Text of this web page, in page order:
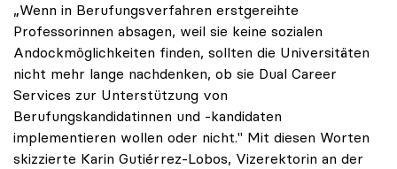
„Wenn in Berufungsverfahren erstgereihte
Professorinnen absagen, weil sie keine sozialen
Andockmöglichkeiten finden, sollten die Universitäten
nicht mehr lange nachdenken, ob sie Dual Career
Services zur Unterstützung von
Berufungskandidatinnen und -kandidaten
implementieren wollen oder nicht." Mit diesen Worten
skizzierte Karin Gutiérrez-Lobos, Vizerektorin an der